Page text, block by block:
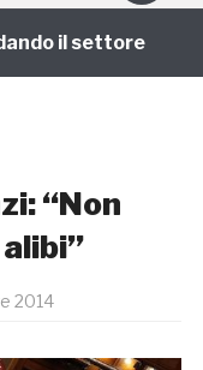
il settore
“Non
2014